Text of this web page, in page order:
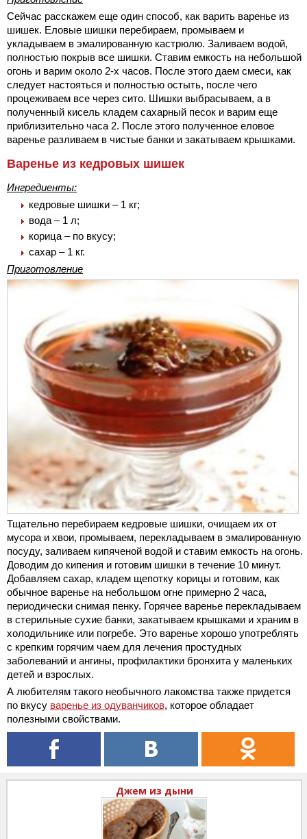
Сейчас расскажем еще один способ, как варить варенье из
шишек. Еловые шишки перебираем, промываем и
укладываем в эмалированную кастрюлю. Заливаем водой,
полностью покрыв все шишки. Ставим емкость на небольшой
огонь и варим около 2-х часов. После этого даем смеси, как
следует настояться и полностью остыть, после чего
процеживаем все через сито. Шишки выбрасываем, а в
полученный кисель кладем сахарный песок и варим еще
приблизительно часа 2. После этого полученное еловое
варенье разливаем в чистые банки и закатываем крышками.
Варенье из кедровых шишек
Ингредиенты:
кедровые шишки – 1 кг;
вода – 1 л;
корица – по вкусу;
сахар – 1 кг.
Приготовление
Тщательно перебираем кедровые шишки, очищаем их от
мусора и хвои, промываем, перекладываем в эмалированную
посуду, заливаем кипяченой водой и ставим емкость на огонь.
Доводим до кипения и готовим шишки в течение 10 минут.
Добавляем сахар, кладем щепотку корицы и готовим, как
обычное варенье на небольшом огне примерно 2 часа,
периодически снимая пенку. Горячее варенье перекладываем
в стерильные сухие банки, закатываем крышками и храним в
холодильнике или погребе. Это варенье хорошо употреблять
с крепким горячим чаем для лечения простудных
заболеваний и ангины, профилактики бронхита у маленьких
детей и взрослых.
А любителям такого необычного лакомства также придется
по вкусу варенье из одуванчиков, которое обладает
полезными свойствами.
Джем из дыни